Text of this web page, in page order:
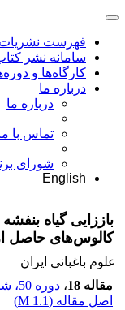
فهرست نشریات
سامانه نشر
کارگاه‌ها و
درباره ما
درباره ما
تماس با
شورای
English
کالوس‌های حاصل
علوم باغبانی ایران
مقاله 18
، دوره 50، شماره 2
اصل مقاله (1.1 M
)